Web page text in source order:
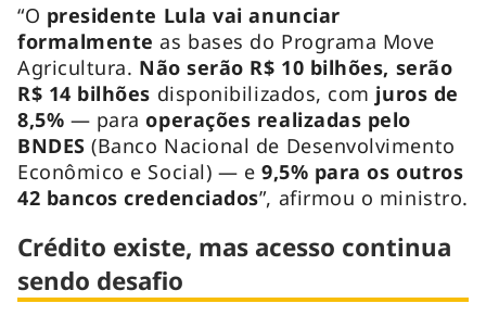
“O presidente Lula vai anunciar
formalmenteas bases do Programa Move
Agricultura. Não serão R$ 10 bilhões, serão
R$ 14 bilhões disponibilizados, com juros de
8,5% — para operações realizadas pelo
BNDES (Banco Nacional de Desenvolvimento
Econômico e Social) — e 9,5% para os outros
42 bancos credenciados”, afirmou o ministro.
Crédito existe, mas acesso continua
sendo desafio